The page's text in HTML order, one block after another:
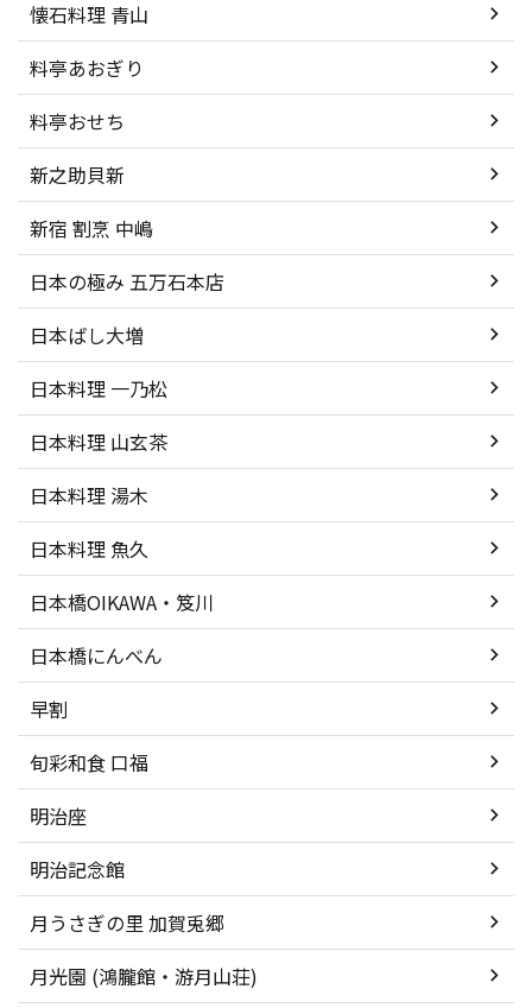
懐石料理 青山
料亭あおぎり
料亭おせち
新之助貝新
新宿 割烹 中嶋
日本の極み 五万石本店
日本ばし大増
日本料理 一乃松
日本料理 山玄茶
日本料理 湯木
日本料理 魚久
日本橋OIKAWA・笈川
日本橋にんべん
早割
旬彩和食 口福
明治座
明治記念館
月うさぎの里 加賀兎郷
月光園 (鴻朧館・游月山荘)